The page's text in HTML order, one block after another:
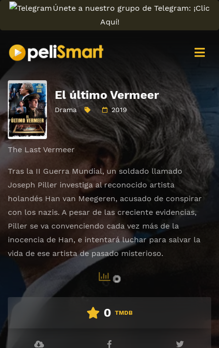
Únete a nuestro grupo de Telegram: ¡Clic
Aquí!
El último Vermeer
Drama 2019
The Last Vermeer
Tras la II Guerra Mundial, un soldado llamado
Joseph Piller investiga al reconocido artista
holandés Han van Meegeren, acusado de conspirar
con los nazis. A pesar de las creciente evidencias,
Piller se va convenciendo cada vez más de la
inocencia de Han, e intentará luchar para salvar la
vida de ese artista de pasado misterioso.
0 TMDB